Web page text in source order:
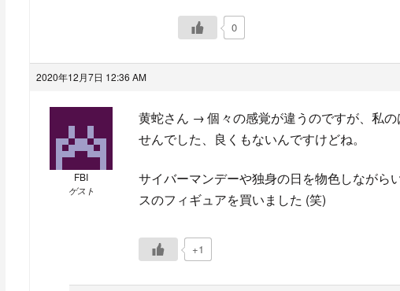
0
2020年12月7日 12:36 AM
FBI
ゲスト
黄蛇さん → 個々の感覚が違うのですが、私
せんでした、良くもないんですけどね。
サイバーマンデーや独身の日を物色しながら
スのフィギュアを買いました (笑)
+1